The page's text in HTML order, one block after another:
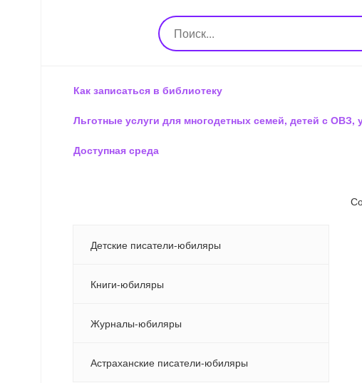
Как записаться в библиотеку
Льготные услуги для многодетных семей, детей с ОВЗ,
Доступная среда
Детские писатели-юбиляры
Книги-юбиляры
Журналы-юбиляры
Астраханские писатели-юбиляры